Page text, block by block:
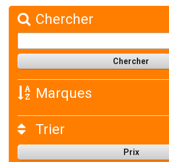
Chercher
Marques
Trier
Prix